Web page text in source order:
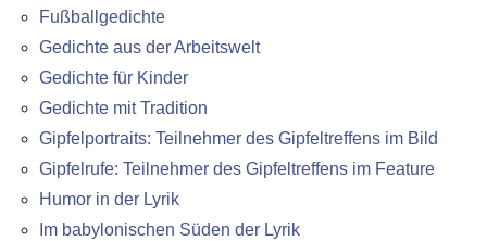
Fußballgedichte
Gedichte aus der Arbeitswelt
Gedichte für Kinder
Gedichte mit Tradition
Gipfelportraits: Teilnehmer des Gipfeltreffens im Bild
Gipfelrufe: Teilnehmer des Gipfeltreffens im Feature
Humor in der Lyrik
Im babylonischen Süden der Lyrik